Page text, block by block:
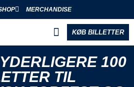
MERCHANDISE
KØB BILLETTER
100
TIL